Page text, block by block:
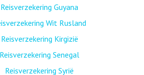
Reisverzekering Guyana
Wit Rusland
Reisverzekering Kirgizië
Reisverzekering Senegal
Reisverzekering Syrië